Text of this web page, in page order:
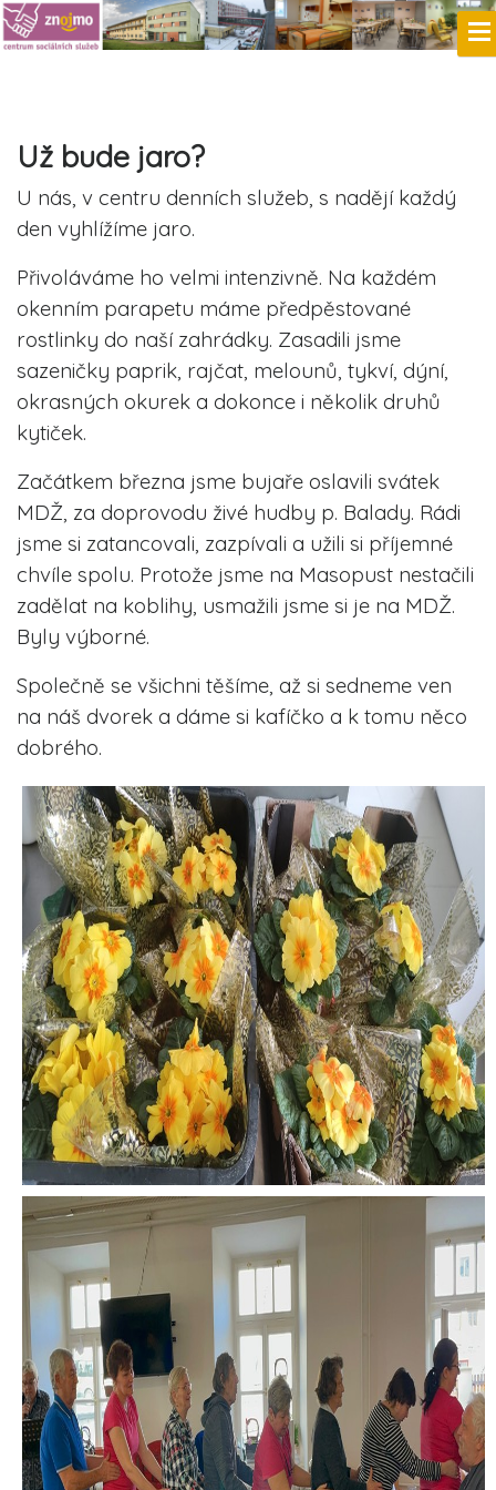
Už bude jaro?
U nás, v centru denních služeb, s nadějí každý
den vyhlížíme jaro.
Přivoláváme ho velmi intenzivně. Na každém
okenním parapetu máme předpěstované
rostlinky do naší zahrádky. Zasadili jsme
sazeničky paprik, rajčat, melounů, tykví, dýní,
okrasných okurek a dokonce i několik druhů
kytiček.
Začátkem března jsme bujaře oslavili svátek
MDŽ, za doprovodu živé hudby p. Balady. Rádi
jsme si zatancovali, zazpívali a užili si příjemné
chvíle spolu. Protože jsme na Masopust nestačili
zadělat na koblihy, usmažili jsme si je na MDŽ.
Byly výborné.
Společně se všichni těšíme, až si sedneme ven
na náš dvorek a dáme si kafíčko a k tomu něco
dobrého.